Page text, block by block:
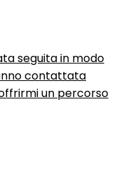
seguita in modo
contattata
un percorso